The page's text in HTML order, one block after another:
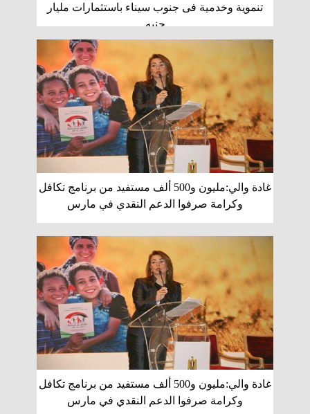
تنموية وخدمية فى جنوب سيناء باستثمارات مليار
جنيه
غادة والي:مليون و500 ألف مستفيد من برنامج تكافل
وكرامة صرفوا الدعم النقدي في مارس
غادة والي:مليون و500 ألف مستفيد من برنامج تكافل
وكرامة صرفوا الدعم النقدي في مارس